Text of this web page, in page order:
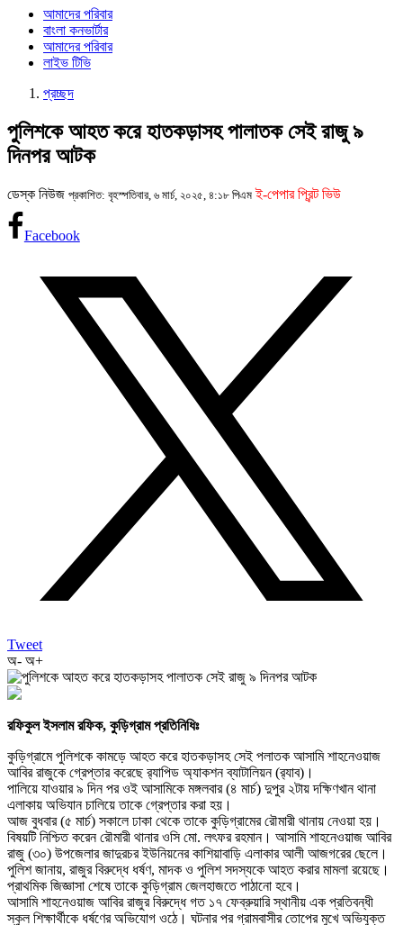
আমাদের পরিবার
বাংলা কনভার্টার
আমাদের পরিবার
লাইভ টিভি
প্রচ্ছদ
পুলিশকে আহত করে হাতকড়াসহ পালাতক সেই রাজু ৯
দিনপর আটক
ডেস্ক নিউজ প্রকাশিত: বৃহস্পতিবার, ৬ মার্চ, ২০২৫, ৪:১৮ পিএম ই-পেপার প্রিন্ট ভিউ
Facebook
Tweet
অ- অ+
রফিকুল ইসলাম রফিক, কুড়িগ্রাম প্রতিনিধিঃ
কুড়িগ্রামে পুলিশকে কামড়ে আহত করে হাতকড়াসহ সেই পলাতক আসামি শাহনেওয়াজ
আবির রাজুকে গ্রেপ্তার করেছে র‌্যাপিড অ্যাকশন ব্যাটালিয়ন (র‌্যাব)।
পালিয়ে যাওয়ার ৯ দিন পর ওই আসামিকে মঙ্গলবার (৪ মার্চ) দুপুর ২টায় দক্ষিণখান থানা
এলাকায় অভিযান চালিয়ে তাকে গ্রেপ্তার করা হয়।
আজ বুধবার (৫ মার্চ) সকালে ঢাকা থেকে তাকে কুড়িগ্রামের রৌমারী থানায় নেওয়া হয়।
বিষয়টি নিশ্চিত করেন রৌমারী থানার ওসি মো. লৎফর রহমান। আসামি শাহনেওয়াজ আবির
রাজু (৩০) উপজেলার জাদুরচর ইউনিয়নের কাশিয়াবাড়ি এলাকার আলী আজগরের ছেলে।
পুলিশ জানায়, রাজুর বিরুদ্ধে ধর্ষণ, মাদক ও পুলিশ সদস্যকে আহত করার মামলা রয়েছে।
প্রাথমিক জিজ্ঞাসা শেষে তাকে কুড়িগ্রাম জেলহাজতে পাঠানো হবে।
আসামি শাহনেওয়াজ আবির রাজুর বিরুদ্ধে গত ১৭ ফেব্রুয়ারি স্থানীয় এক প্রতিবন্ধী
স্কুল শিক্ষার্থীকে ধর্ষণের অভিযোগ ওঠে। ঘটনার পর গ্রামবাসীর তোপের মুখে অভিযুক্ত